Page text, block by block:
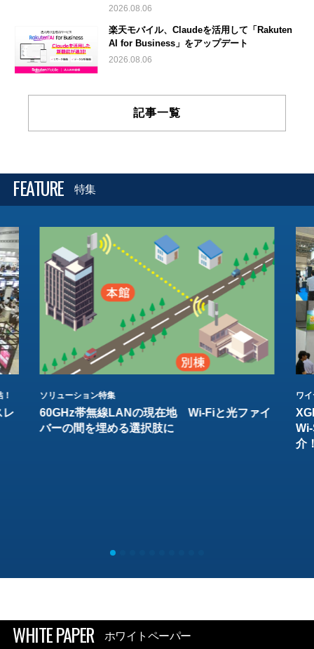
2026.08.06
楽天モバイル、Claudeを活用して「Rakuten
AI for Business」をアップデート
2026.08.06
記事一覧
FEATURE 特集
レ
ソリューション特集
60GHz帯無線LANの現在地 Wi-Fiと光ファイ
バーの間を埋める選択肢に
ワ
介
WHITE PAPER ホワイトペーパー